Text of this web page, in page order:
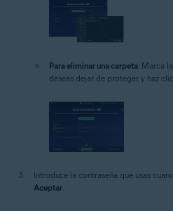
Para eliminar una carpeta: Marca
deseas dejar de proteger y haz
Introduce la contraseña que usas
Aceptar.